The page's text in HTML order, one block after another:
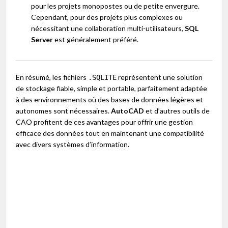
pour les projets monopostes ou de petite envergure.
Cependant, pour des projets plus complexes ou
nécessitant une collaboration multi-utilisateurs,SQL
Serverest généralement préféré.
En résumé, les fichiers .SQLITEreprésentent une solution
de stockage fiable, simple et portable, parfaitement adaptée
à des environnements où des bases de données légères et
autonomes sont nécessaires.AutoCAD et d’autres outils de
CAO profitent de ces avantages pour offrir une gestion
efficace des données tout en maintenant une compatibilité
avec divers systèmes d’information.